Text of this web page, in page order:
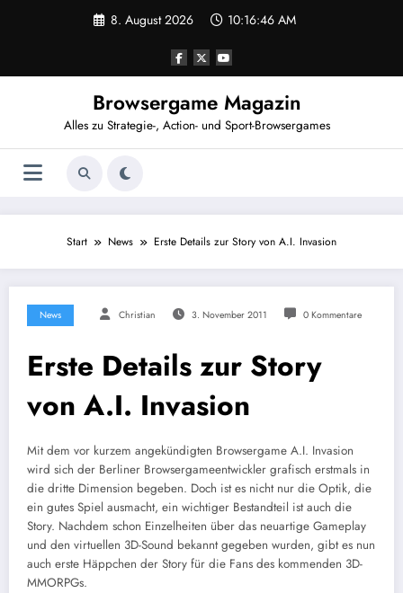
8. August 2026 10:16:46 AM
Browsergame Magazin
Alles zu Strategie-, Action- und Sport-Browsergames
Start News Erste Details zur Story von A.I. Invasion
News Christian 3. November 2011 0 Kommentare
Erste Details zur Story
von A.I. Invasion
Mit dem vor kurzem angekündigten Browsergame A.I. Invasion
wird sich der Berliner Browsergameentwickler grafisch erstmals in
die dritte Dimension begeben. Doch ist es nicht nur die Optik, die
ein gutes Spiel ausmacht, ein wichtiger Bestandteil ist auch die
Story. Nachdem schon Einzelheiten über das neuartige Gameplay
und den virtuellen 3D-Sound bekannt gegeben wurden, gibt es nun
auch erste Häppchen der Story für die Fans des kommenden 3D-
MMORPGs.